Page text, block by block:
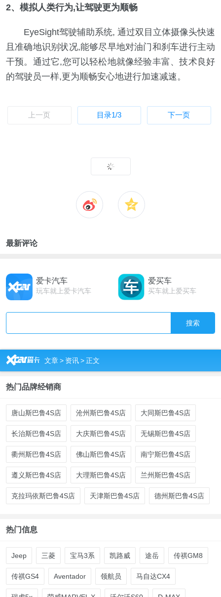
2、模拟人类行为,让驾驶更为顺畅
EyeSight驾驶辅助系统, 通过双目立体摄像头快速
且准确地识别状况,能够尽早地对油门和刹车进行主动
干预。通过它,您可以轻松地就像经验丰富、技术良好
的驾驶员一样,更为顺畅安心地进行加速减速。
上一页 目录1/3 下一页
最新评论
爱卡汽车
玩车就上爱卡汽车
爱买车
买车就上爱买车
搜索
R 文章> 资讯>正文
热门品牌经销商
唐山斯巴鲁4S店 沧州斯巴鲁4S店 大同斯巴鲁4S店
长治斯巴鲁4S店 大庆斯巴鲁4S店 无锡斯巴鲁4S店
衢州斯巴鲁4S店 佛山斯巴鲁4S店 南宁斯巴鲁4S店
遵义斯巴鲁4S店 大理斯巴鲁4S店 兰州斯巴鲁4S店
克拉玛依斯巴鲁4S店 天津斯巴鲁4S店 德州斯巴鲁4S店
热门信息
Jeep 三菱 宝马3系 凯路威 途岳 传祺GM8
传祺GS4 Aventador 领航员 马自达CX4